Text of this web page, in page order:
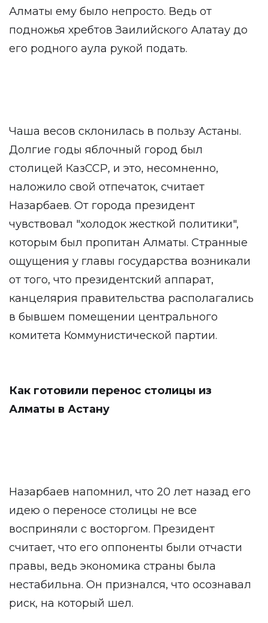
Алматы ему было непросто. Ведь от
подножья хребтов Заилийского Алатау до
его родного аула рукой подать.
Чаша весов склонилась в пользу Астаны.
Долгие годы яблочный город был
столицей КазССР, и это, несомненно,
наложило свой отпечаток, считает
Назарбаев. От города президент
чувствовал "холодок жесткой политики",
которым был пропитан Алматы. Странные
ощущения у главы государства возникали
от того, что президентский аппарат,
канцелярия правительства располагались
в бывшем помещении центрального
комитета Коммунистической партии.
Как готовили перенос столицы из
Алматы в Астану
Назарбаев напомнил, что 20 лет назад его
идею о переносе столицы не все
восприняли с восторгом. Президент
считает, что его оппоненты были отчасти
правы, ведь экономика страны была
нестабильна. Он признался, что осознавал
риск, на который шел.